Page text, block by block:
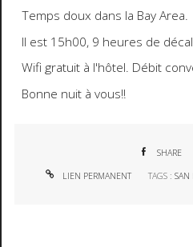
Temps doux dans la Bay Area.
Il est 15h00, 9 heures de
Wifi gratuit à l'hôtel. Débit
Bonne nuit à vous!!
SHARE
LIEN PERMANENT TAGS :SAN